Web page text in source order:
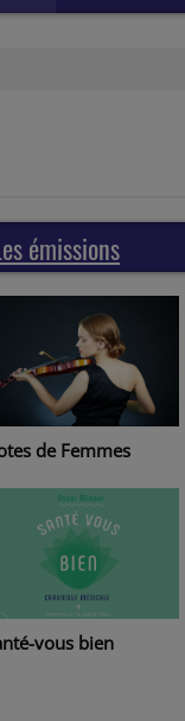
émissions
un poème